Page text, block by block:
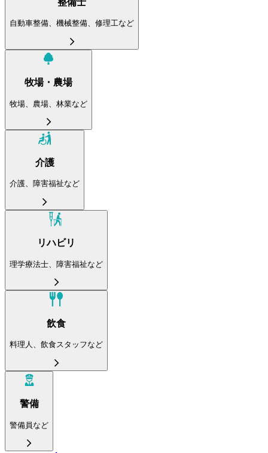
自動車整備、機械整備、修理工など
牧場・農場
牧場、農場、林業など
介護
介護、障害福祉など
リハビリ
理学療法士、障害福祉など
飲食
料理人、飲食スタッフなど
警備
警備員など